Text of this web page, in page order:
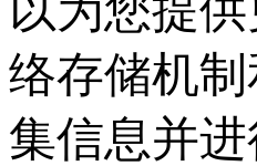
以为您提
络存储机
集信息并